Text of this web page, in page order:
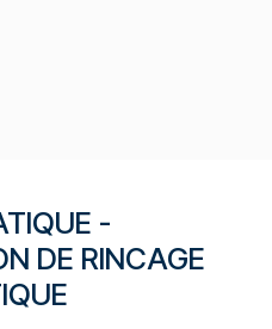
-
DE RINCAGE